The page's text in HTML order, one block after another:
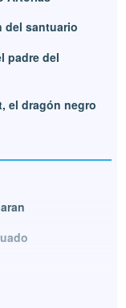
del santuario
padre del
el dragón negro